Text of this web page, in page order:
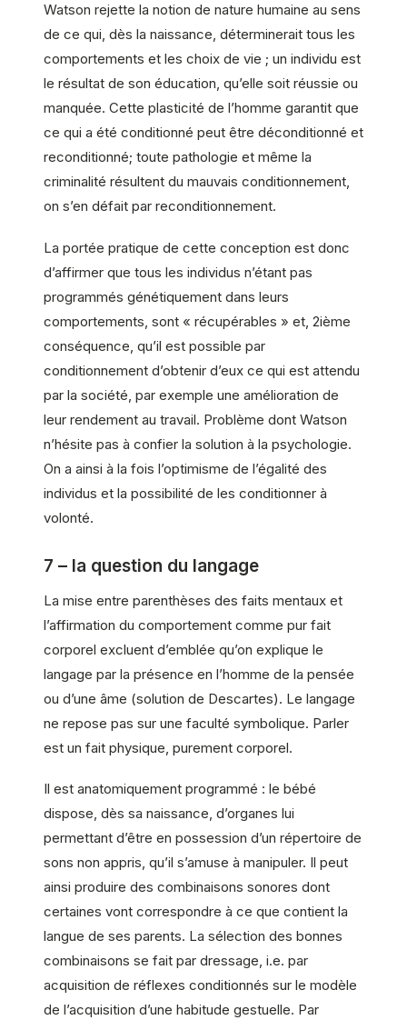
Watson rejette la notion de nature humaine au sens
de ce qui, dès la naissance, déterminerait tous les
comportements et les choix de vie ; un individu est
le résultat de son éducation, qu’elle soit réussie ou
manquée. Cette plasticité de l’homme garantit que
ce qui a été conditionné peut être déconditionné et
reconditionné; toute pathologie et même la
criminalité résultent du mauvais conditionnement,
on s’en défait par reconditionnement.
La portée pratique de cette conception est donc
d’affirmer que tous les individus n’étant pas
programmés génétiquement dans leurs
comportements, sont « récupérables » et, 2ième
conséquence, qu’il est possible par
conditionnement d’obtenir d’eux ce qui est attendu
par la société, par exemple une amélioration de
leur rendement au travail. Problème dont Watson
n’hésite pas à confier la solution à la psychologie.
On a ainsi à la fois l’optimisme de l’égalité des
individus et la possibilité de les conditionner à
volonté.
7 – la question du langage
La mise entre parenthèses des faits mentaux et
l’affirmation du comportement comme pur fait
corporel excluent d’emblée qu’on explique le
langage par la présence en l’homme de la pensée
ou d’une âme (solution de Descartes). Le langage
ne repose pas sur une faculté symbolique. Parler
est un fait physique, purement corporel.
Il est anatomiquement programmé : le bébé
dispose, dès sa naissance, d’organes lui
permettant d’être en possession d’un répertoire de
sons non appris, qu’il s’amuse à manipuler. Il peut
ainsi produire des combinaisons sonores dont
certaines vont correspondre à ce que contient la
langue de ses parents. La sélection des bonnes
combinaisons se fait par dressage, i.e. par
acquisition de réflexes conditionnés sur le modèle
de l’acquisition d’une habitude gestuelle. Par